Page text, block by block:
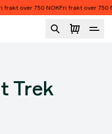
frakt over 750 NOKFri frakt over 750
Trek